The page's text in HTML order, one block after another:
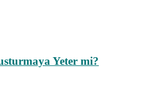
Yeter mi?